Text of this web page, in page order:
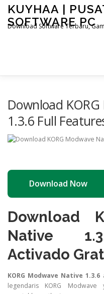
Skip
content
KUYHAA |
SOFTWARE PC
Download Software Terbaru,
Download
1.3.6 Full
Download Now
Download
Native
Activado
KORG Modwave Native 1.3.6
legendaris KORG Modwave